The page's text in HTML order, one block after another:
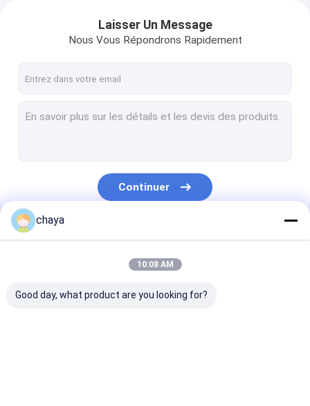
scanner tenu dans la main d'ultrason
Echographe vétérinaire
Équipement de protection personnel de PPE
Otoscope visuel de Digital
stylo micro de derma
Laisser Un Message
Nous Vous Répondrons Rapidement
Continuer
Nos Catégories
chaya
10:08 AM
Good day, what product are you looking for?